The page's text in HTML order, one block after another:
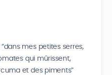
mes petites serres,
qui mûrissent,
et des piments”